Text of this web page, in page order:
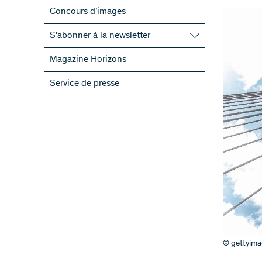
Concours d’images
S’abonner à la newsletter
S’abonner à la newsletter du FNS
S’abonner aux newsletter des PRN
ScienceGeist
Magazine Horizons
Service de presse
©